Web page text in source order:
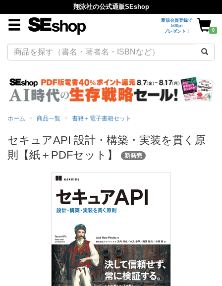
翔泳社の公式通販SEshop
新規会員登録で
500pt
プレゼント！
0
ホーム 商品一覧 書籍＋電子書籍セット
セキュアAPI 設計・構築・実装を貫く原
則【紙＋PDFセット】
新発売